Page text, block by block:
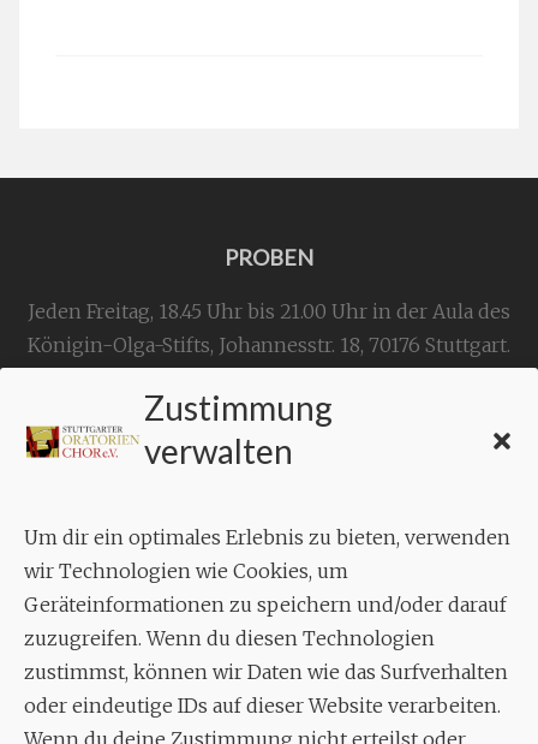
Zustimmung
verwalten
Um dir ein optimales Erlebnis zu bieten, verwenden
wir Technologien wie Cookies, um
Geräteinformationen zu speichern und/oder darauf
zuzugreifen. Wenn du diesen Technologien
zustimmst, können wir Daten wie das Surfverhalten
oder eindeutige IDs auf dieser Website verarbeiten.
Wenn du deine Zustimmung nicht erteilst oder
PROBEN
Jeden Freitag, 18.45 Uhr bis 21.00 Uhr in der Aula des
Königin-Olga-Stifts, Johannesstr. 18, 70176 Stuttgart.
KONTAKT
Geschäftsstelle:
Aixheimer Str. 18
70619 Stuttgart
MUSIK
Musikalischer Leiter:
Enrico Trummer